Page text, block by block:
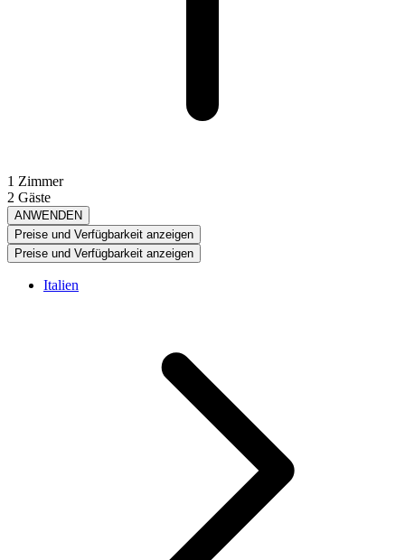
1 Zimmer
2 Gäste
ANWENDEN
Preise und Verfügbarkeit anzeigen
Preise und Verfügbarkeit anzeigen
Italien